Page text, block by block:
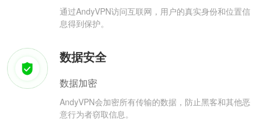
通过AndyVPN访问互联网，用户的真实身份和位置信
息得到保护。
数据安全
数据加密
AndyVPN会加密所有传输的数据，防止黑客和其他恶
意行为者窃取信息。